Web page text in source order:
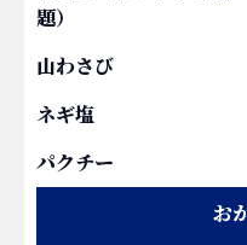
題）
山わさび
ネギ塩
パクチー
お